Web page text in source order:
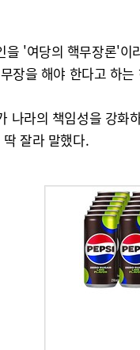
'여당의 핵무장론'
을 해야 한다고 하
라의 책임성을 강
잘라 말했다.